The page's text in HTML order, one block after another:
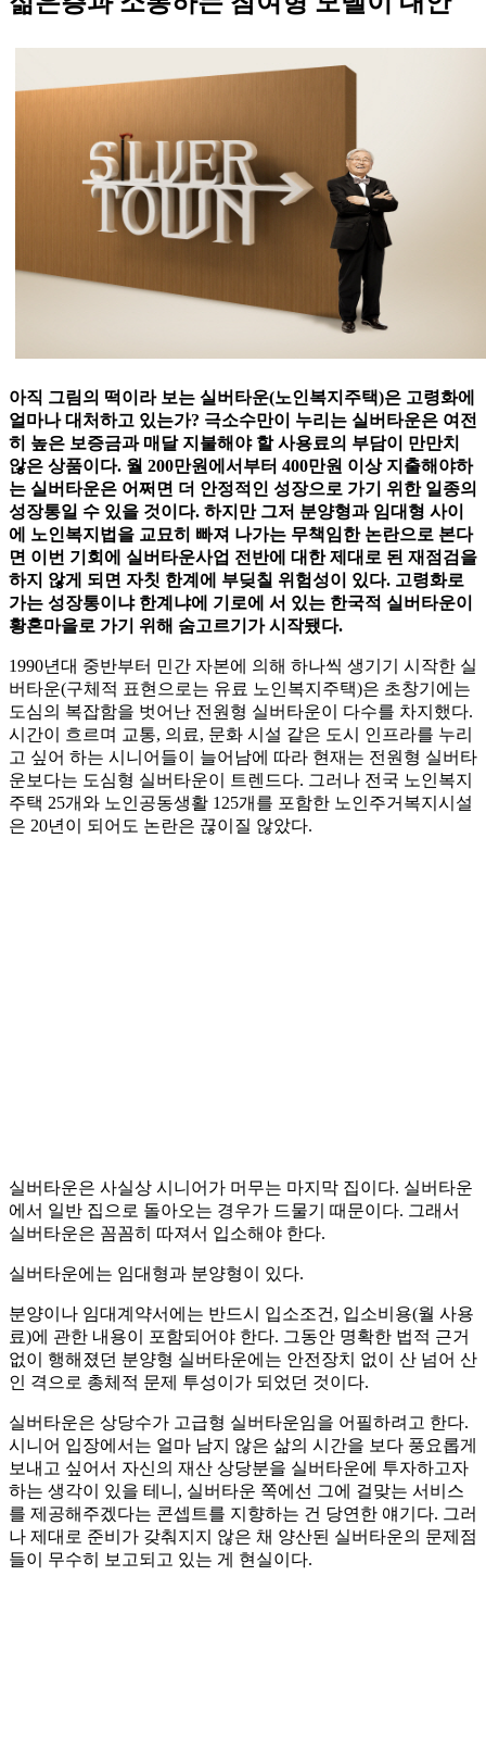
아직 그림의 떡이라 보는 실버타운(노인복지주택)은 고령화에
얼마나 대처하고 있는가? 극소수만이 누리는 실버타운은 여전
히 높은 보증금과 매달 지불해야 할 사용료의 부담이 만만치
않은 상품이다. 월 200만원에서부터 400만원 이상 지출해야하
는 실버타운은 어쩌면 더 안정적인 성장으로 가기 위한 일종의
성장통일 수 있을 것이다. 하지만 그저 분양형과 임대형 사이
에 노인복지법을 교묘히 빠져 나가는 무책임한 논란으로 본다
면 이번 기회에 실버타운사업 전반에 대한 제대로 된 재점검을
하지 않게 되면 자칫 한계에 부딪칠 위험성이 있다. 고령화로
가는 성장통이냐 한계냐에 기로에 서 있는 한국적 실버타운이
황혼마을로 가기 위해 숨고르기가 시작됐다.
1990년대 중반부터 민간 자본에 의해 하나씩 생기기 시작한 실
버타운(구체적 표현으로는 유료 노인복지주택)은 초창기에는
도심의 복잡함을 벗어난 전원형 실버타운이 다수를 차지했다.
시간이 흐르며 교통, 의료, 문화 시설 같은 도시 인프라를 누리
고 싶어 하는 시니어들이 늘어남에 따라 현재는 전원형 실버타
운보다는 도심형 실버타운이 트렌드다. 그러나 전국 노인복지
주택 25개와 노인공동생활 125개를 포함한 노인주거복지시설
은 20년이 되어도 논란은 끊이질 않았다.
실버타운은 사실상 시니어가 머무는 마지막 집이다. 실버타운
에서 일반 집으로 돌아오는 경우가 드물기 때문이다. 그래서
실버타운은 꼼꼼히 따져서 입소해야 한다.
실버타운에는 임대형과 분양형이 있다.
분양이나 임대계약서에는 반드시 입소조건, 입소비용(월 사용
료)에 관한 내용이 포함되어야 한다. 그동안 명확한 법적 근거
없이 행해졌던 분양형 실버타운에는 안전장치 없이 산 넘어 산
인 격으로 총체적 문제 투성이가 되었던 것이다.
실버타운은 상당수가 고급형 실버타운임을 어필하려고 한다.
시니어 입장에서는 얼마 남지 않은 삶의 시간을 보다 풍요롭게
보내고 싶어서 자신의 재산 상당분을 실버타운에 투자하고자
하는 생각이 있을 테니, 실버타운 쪽에선 그에 걸맞는 서비스
를 제공해주겠다는 콘셉트를 지향하는 건 당연한 얘기다. 그러
나 제대로 준비가 갖춰지지 않은 채 양산된 실버타운의 문제점
들이 무수히 보고되고 있는 게 현실이다.